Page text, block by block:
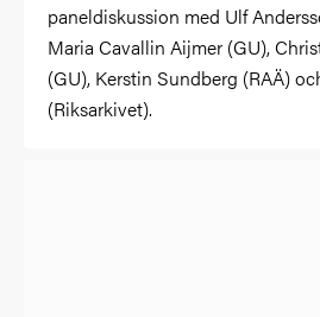
paneldiskussion med Ulf
Maria Cavallin Aijmer (GU),
(GU), Kerstin Sundberg (RAÄ)
(Riksarkivet).